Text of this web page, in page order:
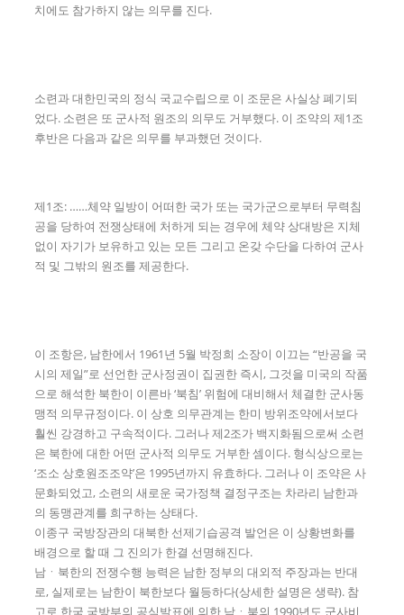
치에도 참가하지 않는 의무를 진다.
소련과 대한민국의 정식 국교수립으로 이 조문은 사실상 폐기되
었다. 소련은 또 군사적 원조의 의무도 거부했다. 이 조약의 제1조
후반은 다음과 같은 의무를 부과했던 것이다.
제1조: ……체약 일방이 어떠한 국가 또는 국가군으로부터 무력침
공을 당하여 전쟁상태에 처하게 되는 경우에 체약 상대방은 지체
없이 자기가 보유하고 있는 모든 그리고 온갖 수단을 다하여 군사
적 및 그밖의 원조를 제공한다.
이 조항은, 남한에서 1961년 5월 박정희 소장이 이끄는 “반공을 국
시의 제일”로 선언한 군사정권이 집권한 즉시, 그것을 미국의 작품
으로 해석한 북한이 이른바 ‘북침’ 위험에 대비해서 체결한 군사동
맹적 의무규정이다. 이 상호 의무관계는 한미 방위조약에서보다
훨씬 강경하고 구속적이다. 그러나 제2조가 백지화됨으로써 소련
은 북한에 대한 어떤 군사적 의무도 거부한 셈이다. 형식상으로는
‘조소 상호원조조약’은 1995년까지 유효하다. 그러나 이 조약은 사
문화되었고, 소련의 새로운 국가정책 결정구조는 차라리 남한과
의 동맹관계를 희구하는 상태다.
이종구 국방장관의 대북한 선제기습공격 발언은 이 상황변화를
배경으로 할 때 그 진의가 한결 선명해진다.
남ㆍ북한의 전쟁수행 능력은 남한 정부의 대외적 주장과는 반대
로, 실제로는 남한이 북한보다 월등하다(상세한 설명은 생략). 참
고로 한국 국방부의 공식발표에 의한 남ㆍ북의 1990년도 군사비